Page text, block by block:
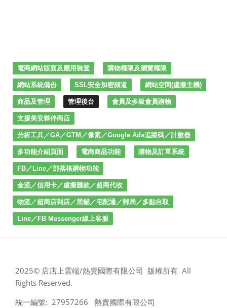
電商網站版面及應用裝置 購物權限及瀏覽權限
網站系統備份 SSL安全加密頻道 網站空間(虛擬主機)
商品及管理 管理後台 會員及多級會員購物
支援美安夥伴商店
分析工具／GA／GTM／像素／Google Ads追蹤碼／計數器
多功能介紹頁面 電商商品功能 購物及訂單系統
FB／Line／部落格購物功能
金流／信用卡／虛擬匯款／超商代收
物流／超商店到店／黑貓／宅配通／郵局／多點自取
Line／FB Messenger線上客服
2025© 店店上雲端/熱賣國際有限公司 版權所有 All
Rights Reserved.
統一編號: 27957266 熱賣國際有限公司